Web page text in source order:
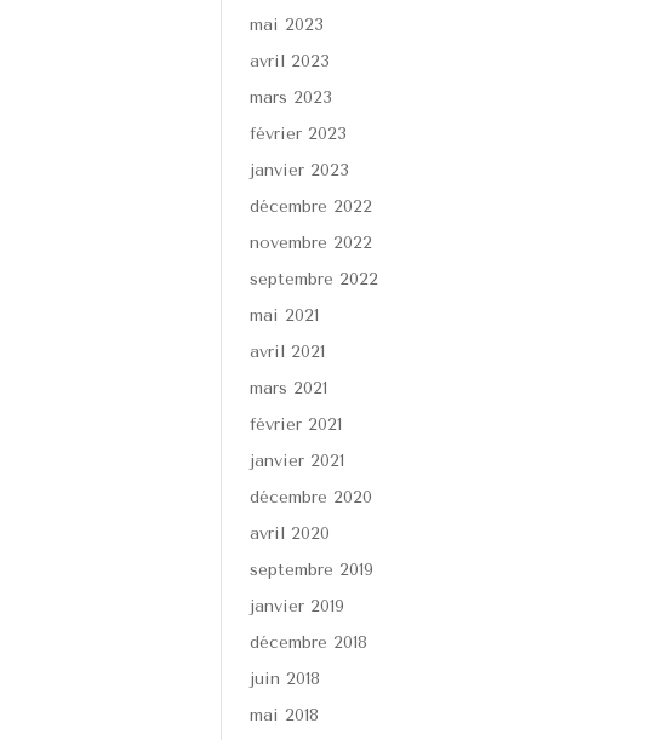
mai 2023
avril 2023
mars 2023
février 2023
janvier 2023
décembre 2022
novembre 2022
septembre 2022
mai 2021
avril 2021
mars 2021
février 2021
janvier 2021
décembre 2020
avril 2020
septembre 2019
janvier 2019
décembre 2018
juin 2018
mai 2018